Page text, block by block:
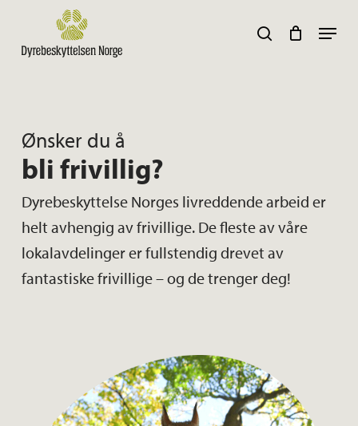
main
search
Ønsker du å
bli frivillig?
Dyrebeskyttelse Norges livreddende arbeid er
helt avhengig av frivillige. De fleste av våre
lokalavdelinger er fullstendig drevet av
fantastiske frivillige – og de trenger deg!